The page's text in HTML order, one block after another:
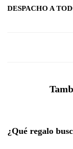
DESPACHO A
¿Qué regalo